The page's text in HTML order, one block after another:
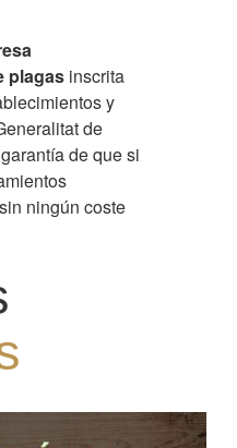
plagas inscrita
y
de
de que si
ningún coste